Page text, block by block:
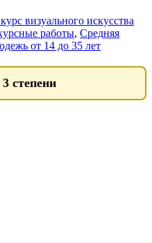
визуального искусства
работы, Средняя
от 14 до 35 лет
степени